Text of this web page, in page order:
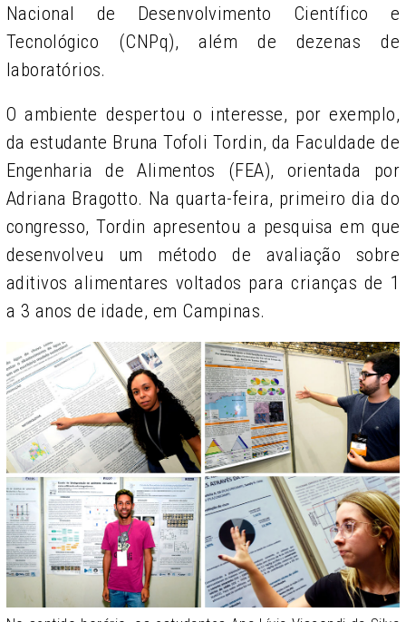
Nacional de Desenvolvimento Científico e
Tecnológico (CNPq), além de dezenas de
laboratórios.
O ambiente despertou o interesse, por exemplo,
da estudante Bruna Tofoli Tordin, da Faculdade de
Engenharia de Alimentos (FEA), orientada por
Adriana Bragotto. Na quarta-feira, primeiro dia do
congresso, Tordin apresentou a pesquisa em que
desenvolveu um método de avaliação sobre
aditivos alimentares voltados para crianças de 1
a 3 anos de idade, em Campinas.